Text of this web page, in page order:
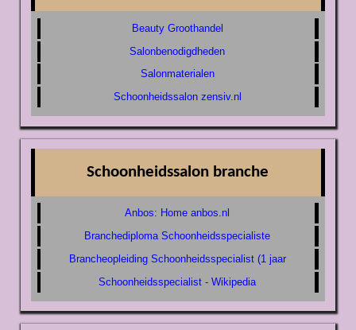
Beauty Groothandel
Salonbenodigdheden
Salonmaterialen
Schoonheidssalon zensiv.nl
Schoonheidssalon branche
Anbos: Home anbos.nl
Branchediploma Schoonheidsspecialiste
Brancheopleiding Schoonheidsspecialist (1 jaar
Schoonheidsspecialist - Wikipedia